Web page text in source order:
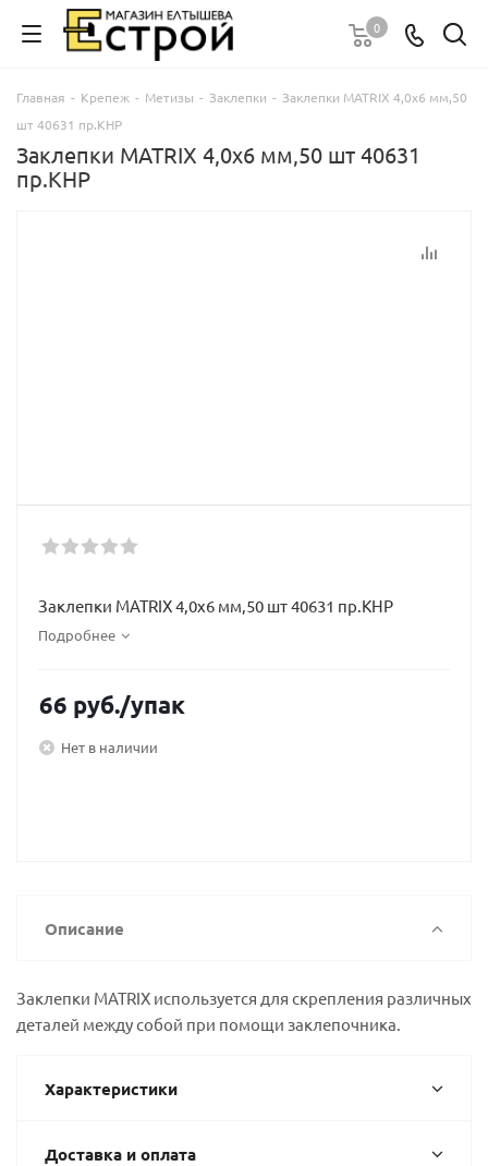
0
Главная - Крепеж - Метизы - Заклепки - Заклепки MATRIX 4,0х6 мм,50
шт 40631 пр.КНР
Заклепки MATRIX 4,0х6 мм,50 шт 40631
пр.КНР
Заклепки MATRIX 4,0х6 мм,50 шт 40631 пр.КНР
Подробнее
66 руб./упак
Нет в наличии
Описание
Заклепки MATRIX используется для скрепления различных
деталей между собой при помощи заклепочника.
Характеристики
Доставка и оплата